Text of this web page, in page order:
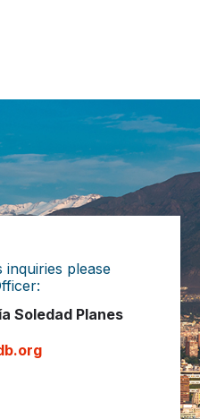
inquiries please
Soledad Planes